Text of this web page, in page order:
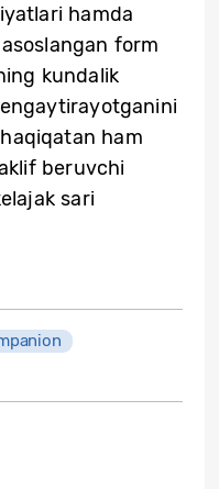
hamda
form
kundalik
ham
beruvchi
sari